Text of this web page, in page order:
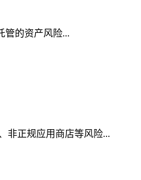
管的资产风险...
非正规应用商店等风险...